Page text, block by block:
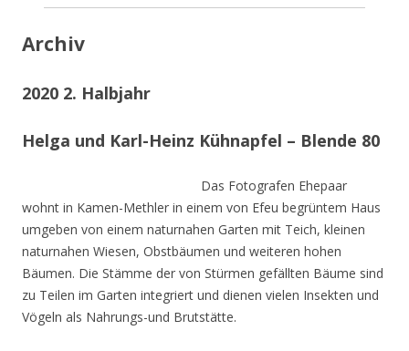
Archiv
2020 2. Halbjahr
Helga und Karl-Heinz Kühnapfel – Blende 80
Das Fotografen Ehepaar
wohnt in Kamen-Methler in einem von Efeu begrüntem Haus
umgeben von einem naturnahen Garten mit Teich, kleinen
naturnahen Wiesen, Obstbäumen und weiteren hohen
Bäumen. Die Stämme der von Stürmen gefällten Bäume sind
zu Teilen im Garten integriert und dienen vielen Insekten und
Vögeln als Nahrungs-und Brutstätte.